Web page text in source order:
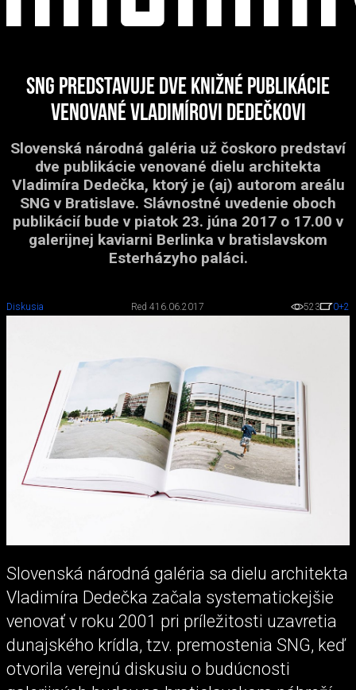
SNG predstavuje dve knižné publikácie
venované Vladimírovi Dedečkovi
Slovenská národná galéria už čoskoro predstaví
dve publikácie venované dielu architekta
Vladimíra Dedečka, ktorý je (aj) autorom areálu
SNG v Bratislave. Slávnostné uvedenie oboch
publikácií bude v piatok 23. júna 2017 o 17.00 v
galerijnej kaviarni Berlinka v bratislavskom
Esterházyho paláci.
Diskusia Red 416.06.2017 523 0+2
Slovenská národná galéria sa dielu architekta
Vladimíra Dedečka začala systematickejšie
venovať v roku 2001 pri príležitosti uzavretia
dunajského krídla, tzv. premostenia SNG, keď
otvorila verejnú diskusiu o budúcnosti